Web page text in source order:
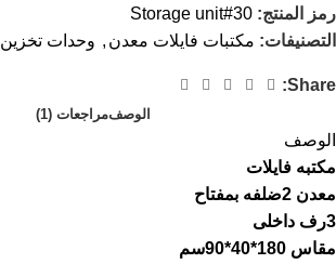
رمز المنتج: Storage unit#30
التصنيفات: مكتبات فايلات معدن , وحدات تخزين
Share:
الوصفمراجعات (1)
الوصف
مكتبه فايلات
معدن 2ضلفه بمفتاح
3رف داخلى
مقاس 180*40*90سم